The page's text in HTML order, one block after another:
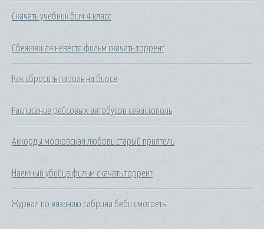
Скачать учебник бим 4 класс
Сбежавшая невеста фильм скачать торрент
Как сбросить пароль на биосе
Расписание рейсовых автобусов севастополь
Аккорды московская любовь старый приятель
Наемный убийца фильм скачать торрент
Журнал по вязанию сабрина беби смотреть